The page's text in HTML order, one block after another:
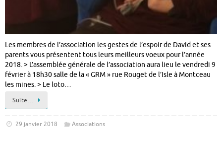
Les membres de l’association les gestes de l’espoir de David et ses
parents vous présentent tous leurs meilleurs voeux pour l’année
2018. > L’assemblée générale de l’association aura lieu le vendredi 9
février à 18h30 salle de la « GRM » rue Rouget de l’Isle à Montceau
les mines. > Le loto…
Suite…
29 janvier 2018 Associations